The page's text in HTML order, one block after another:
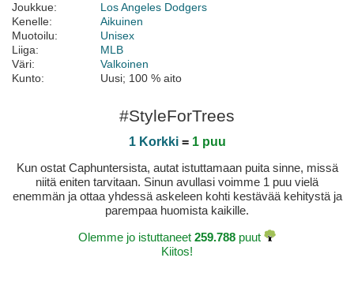
Joukkue:
Los Angeles Dodgers
Kenelle:
Aikuinen
Muotoilu:
Unisex
Liiga:
MLB
Väri:
Valkoinen
Kunto:
Uusi; 100 % aito
#StyleForTrees
1 Korkki= 1 puu
Kun ostat Caphuntersista, autat istuttamaan puita sinne, missä
niitä eniten tarvitaan. Sinun avullasi voimme 1 puu vielä
enemmän ja ottaa yhdessä askeleen kohti kestävää kehitystä ja
parempaa huomista kaikille.
Olemme jo istuttaneet 259.788 puut
Kiitos!